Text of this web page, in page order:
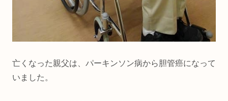
亡くなった親父は、パーキンソン病から胆管癌になって
いました。